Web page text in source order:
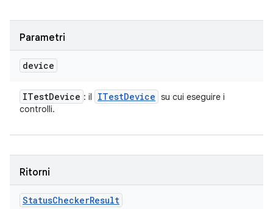
Parametri
device
ITestDevice : il ITestDevice su cui eseguire i
controlli.
Ritorni
StatusCheckerResult